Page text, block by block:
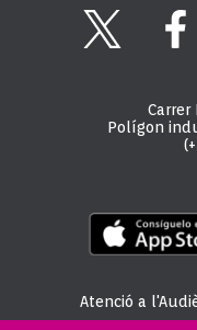
Carrer
Polígon
Atenció a